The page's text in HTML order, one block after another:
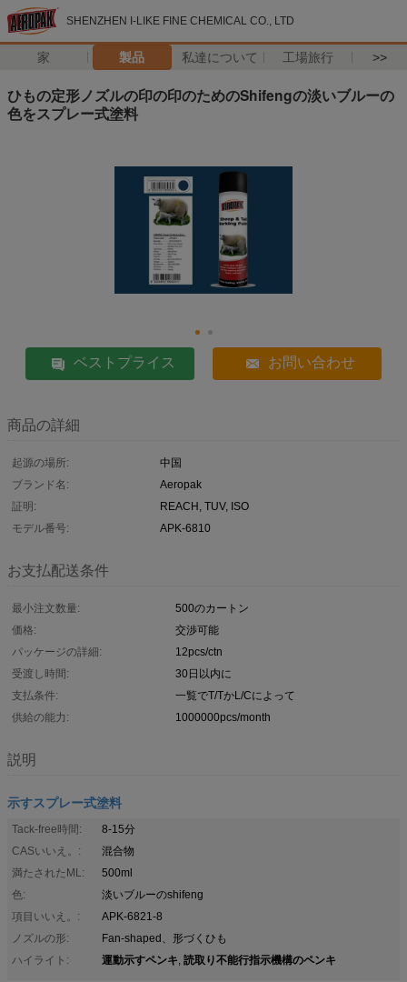
SHENZHEN I-LIKE FINE CHEMICAL CO., LTD
家 製品 私達について 工場旅行 >>
ひもの定形ノズルの印の印のためのShifengの淡いブルーの
色をスプレー式塗料
ベストプライス お問い合わせ
商品の詳細
起源の場所:
中国
ブランド名:
Aeropak
証明:
REACH, TUV, ISO
モデル番号:
APK-6810
お支払配送条件
最小注文数量:
500のカートン
価格:
交渉可能
パッケージの詳細:
12pcs/ctn
受渡し時間:
30日以内に
支払条件:
一覧でT/TかL/Cによって
供給の能力:
1000000pcs/month
説明
示すスプレー式塗料
Tack-free時間:
8-15分
CASいいえ。:
混合物
満たされたML:
500ml
色:
淡いブルーのshifeng
項目いいえ。:
APK-6821-8
ノズルの形:
Fan-shaped、形づくひも
ハイライト:
運動示すペンキ, 読取り不能行指示機構のペンキ